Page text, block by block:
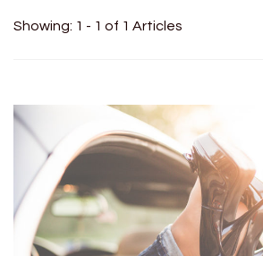
Showing: 1 - 1 of 1 Articles